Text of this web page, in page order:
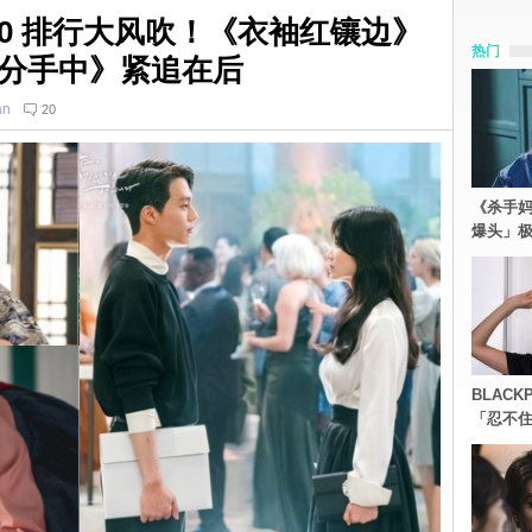
排行大风吹！《衣袖红镶边》
手中》紧追在后
20
热门
《杀手
爆头」
「忍不